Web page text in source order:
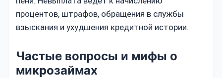
процентов, штрафов, обращения в службы
взыскания и ухудшения кредитной истории.
Частые вопросы и мифы о
микрозаймах